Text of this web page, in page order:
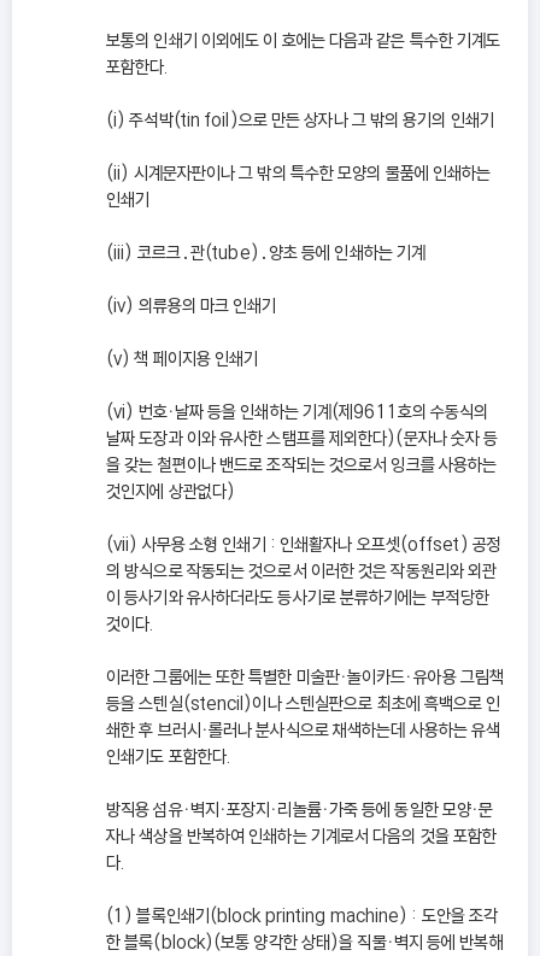
보통의 인쇄기 이외에도 이 호에는 다음과 같은 특수한 기계도
포함한다.
(i) 주석박(tin foil)으로 만든 상자나 그 밖의 용기의 인쇄기
(ii) 시계문자판이나 그 밖의 특수한 모양의 물품에 인쇄하는
인쇄기
(iii) 코르크․관(tube)․양초 등에 인쇄하는 기계
(iv) 의류용의 마크 인쇄기
(v) 책 페이지용 인쇄기
(vi) 번호ㆍ날짜 등을 인쇄하는 기계(제9611호의 수동식의
날짜 도장과 이와 유사한 스탬프를 제외한다)(문자나 숫자 등
을 갖는 철편이나 밴드로 조작되는 것으로서 잉크를 사용하는
것인지에 상관없다)
(vii) 사무용 소형 인쇄기 : 인쇄활자나 오프셋(offset) 공정
의 방식으로 작동되는 것으로서 이러한 것은 작동원리와 외관
이 등사기와 유사하더라도 등사기로 분류하기에는 부적당한
것이다.
이러한 그룹에는 또한 특별한 미술판ㆍ놀이카드ㆍ유아용 그림책
등을 스텐실(stencil)이나 스텐실판으로 최초에 흑백으로 인
쇄한 후 브러시ㆍ롤러나 분사식으로 채색하는데 사용하는 유색
인쇄기도 포함한다.
방직용 섬유ㆍ벽지ㆍ포장지ㆍ리놀륨ㆍ가죽 등에 동일한 모양ㆍ문
자나 색상을 반복하여 인쇄하는 기계로서 다음의 것을 포함한
다.
(1) 블록인쇄기(block printing machine) : 도안을 조각
한 블록(block)(보통 양각한 상태)을 직물ㆍ벽지 등에 반복해